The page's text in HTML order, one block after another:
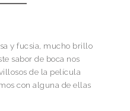
y fucsia, mucho brillo
sabor de boca nos
de la película
con alguna de ellas